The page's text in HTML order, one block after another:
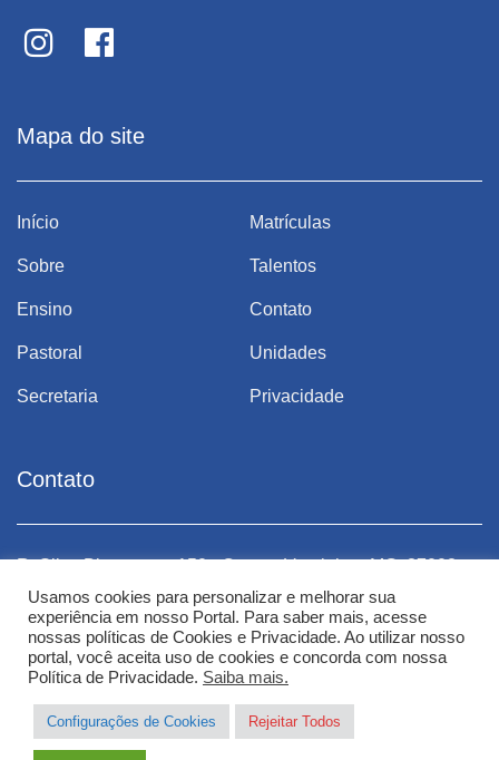
Mapa do site
Início
Sobre
Ensino
Pastoral
Secretaria
Matrículas
Talentos
Contato
Unidades
Privacidade
Contato
R. Silva Bittencourt, 150 - Centro, Varginha - MG, 37002-
050
E-mail: atendimento.vga@redesantosanjos.com.br
E-mail: encarregado.lgpd@redesantosanjos.com.br
Telefone: (35) 3221-5667
Usamos cookies para personalizar e melhorar sua
experiência em nosso Portal. Para saber mais, acesse
nossas políticas de Cookies e Privacidade. Ao utilizar nosso
portal, você aceita uso de cookies e concorda com nossa
Política de Privacidade. Saiba mais.
Configurações de Cookies Rejeitar Todos